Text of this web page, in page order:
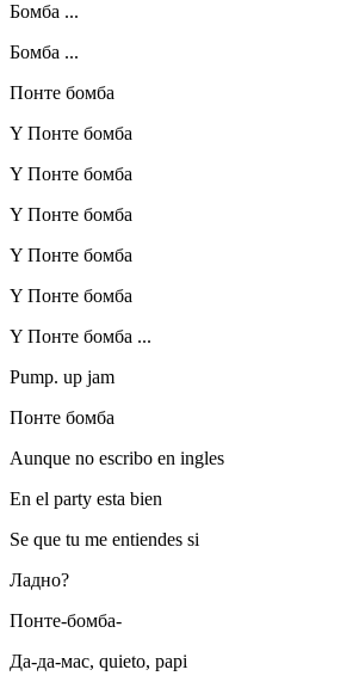
Бомба ...
Бомба ...
Понте бомба
Y Понте бомба
Y Понте бомба
Y Понте бомба
Y Понте бомба
Y Понте бомба
Y Понте бомба ...
Pump. up jam
Понте бомба
Aunque no escribo en ingles
En el party esta bien
Se que tu me entiendes si
Ладно?
Понте-бомба-
Да-да-мас, quieto, papi